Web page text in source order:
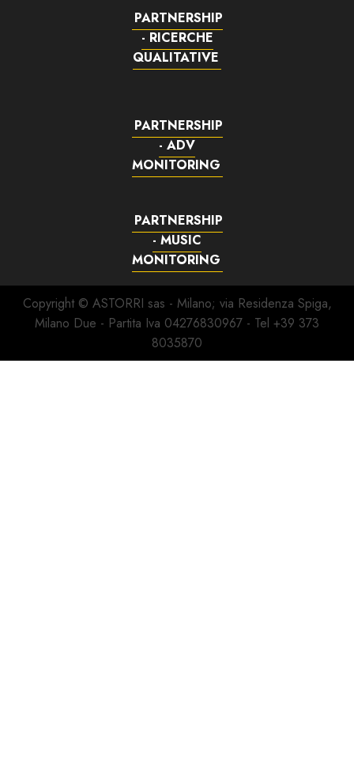
PARTNERSHIP
- RICERCHE
QUALITATIVE
PARTNERSHIP
- ADV
MONITORING
PARTNERSHIP
- MUSIC
MONITORING
Copyright © ASTORRI sas - Milano; via Residenza Spiga,
Milano Due - Partita Iva 04276830967 - Tel +39 373
8035870